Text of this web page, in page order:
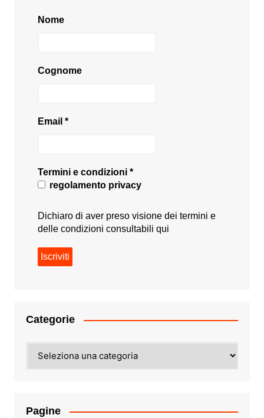
Nome
Cognome
Email *
Termini e condizioni *
regolamento privacy
Dichiaro di aver preso visione dei termini e
delle condizioni consultabili qui
Categorie
Pagine